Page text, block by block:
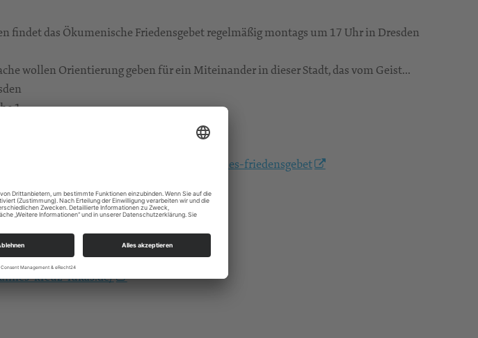
findet das Ökumenische Friedensgebet regelmäßig montags um 17 Uhr in Dresden
wollen Orientierung geben für ein Miteinander in dieser Stadt, das vom Geist...
1
de/e/32655235/okumenisches-friedensgebet
Johannes-Kreuz-Lukas Dresden
6
kreuz-lukas@evlks.de
kreuz-lukas.de/